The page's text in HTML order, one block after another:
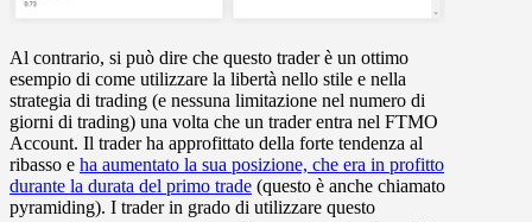
Al contrario, si può dire che questo trader è un ottimo
esempio di come utilizzare la libertà nello stile e nella
strategia di trading (e nessuna limitazione nel numero di
giorni di trading) una volta che un trader entra nel FTMO
Account. Il trader ha approfittato della forte tendenza al
ribasso e ha aumentato la sua posizione, che era in profitto
durante la durata del primo trade (questo è anche chiamato
pyramiding). I trader in grado di utilizzare questo